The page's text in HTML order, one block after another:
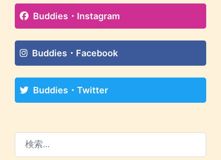
Buddies・Instagram
Buddies・Facebook
Buddies・Twitter
索: